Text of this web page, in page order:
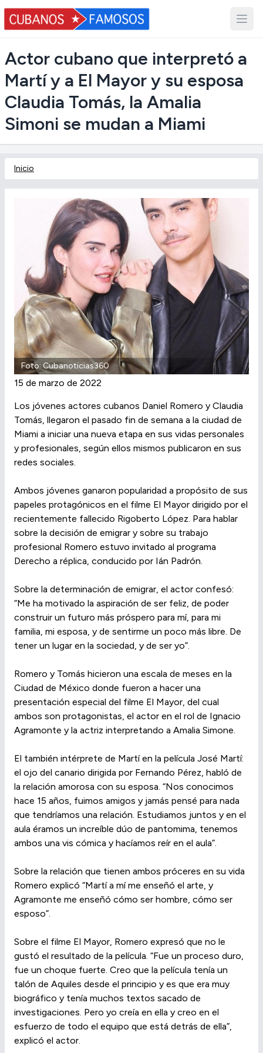
Actor cubano que interpretó a
Martí y a El Mayor y su esposa
Claudia Tomás, la Amalia
Simoni se mudan a Miami
Inicio
Foto: Cubanoticias360
15 de marzo de 2022
Los jóvenes actores cubanos Daniel Romero y Claudia
Tomás, llegaron el pasado fin de semana a la ciudad de
Miami a iniciar una nueva etapa en sus vidas personales
y profesionales, según ellos mismos publicaron en sus
redes sociales.
Ambos jóvenes ganaron popularidad a propósito de sus
papeles protagónicos en el filme El Mayor dirigido por el
recientemente fallecido Rigoberto López. Para hablar
sobre la decisión de emigrar y sobre su trabajo
profesional Romero estuvo invitado al programa
Derecho a réplica, conducido por Ián Padrón.
Sobre la determinación de emigrar, el actor confesó:
“Me ha motivado la aspiración de ser feliz, de poder
construir un futuro más próspero para mí, para mi
familia, mi esposa, y de sentirme un poco más libre. De
tener un lugar en la sociedad, y de ser yo”.
Romero y Tomás hicieron una escala de meses en la
Ciudad de México donde fueron a hacer una
presentación especial del filme El Mayor, del cual
ambos son protagonistas, el actor en el rol de Ignacio
Agramonte y la actriz interpretando a Amalia Simone.
El también intérprete de Martí en la película José Martí:
el ojo del canario dirigida por Fernando Pérez, habló de
la relación amorosa con su esposa. “Nos conocimos
hace 15 años, fuimos amigos y jamás pensé para nada
que tendríamos una relación. Estudiamos juntos y en el
aula éramos un increíble dúo de pantomima, tenemos
ambos una vis cómica y hacíamos reír en el aula”.
Sobre la relación que tienen ambos próceres en su vida
Romero explicó “Martí a mí me enseñó el arte, y
Agramonte me enseñó cómo ser hombre, cómo ser
esposo”.
Sobre el filme El Mayor, Romero expresó que no le
gustó el resultado de la película. “Fue un proceso duro,
fue un choque fuerte. Creo que la película tenía un
talón de Aquiles desde el principio y es que era muy
biográfico y tenía muchos textos sacado de
investigaciones. Pero yo creía en ella y creo en el
esfuerzo de todo el equipo que está detrás de ella”,
explicó el actor.